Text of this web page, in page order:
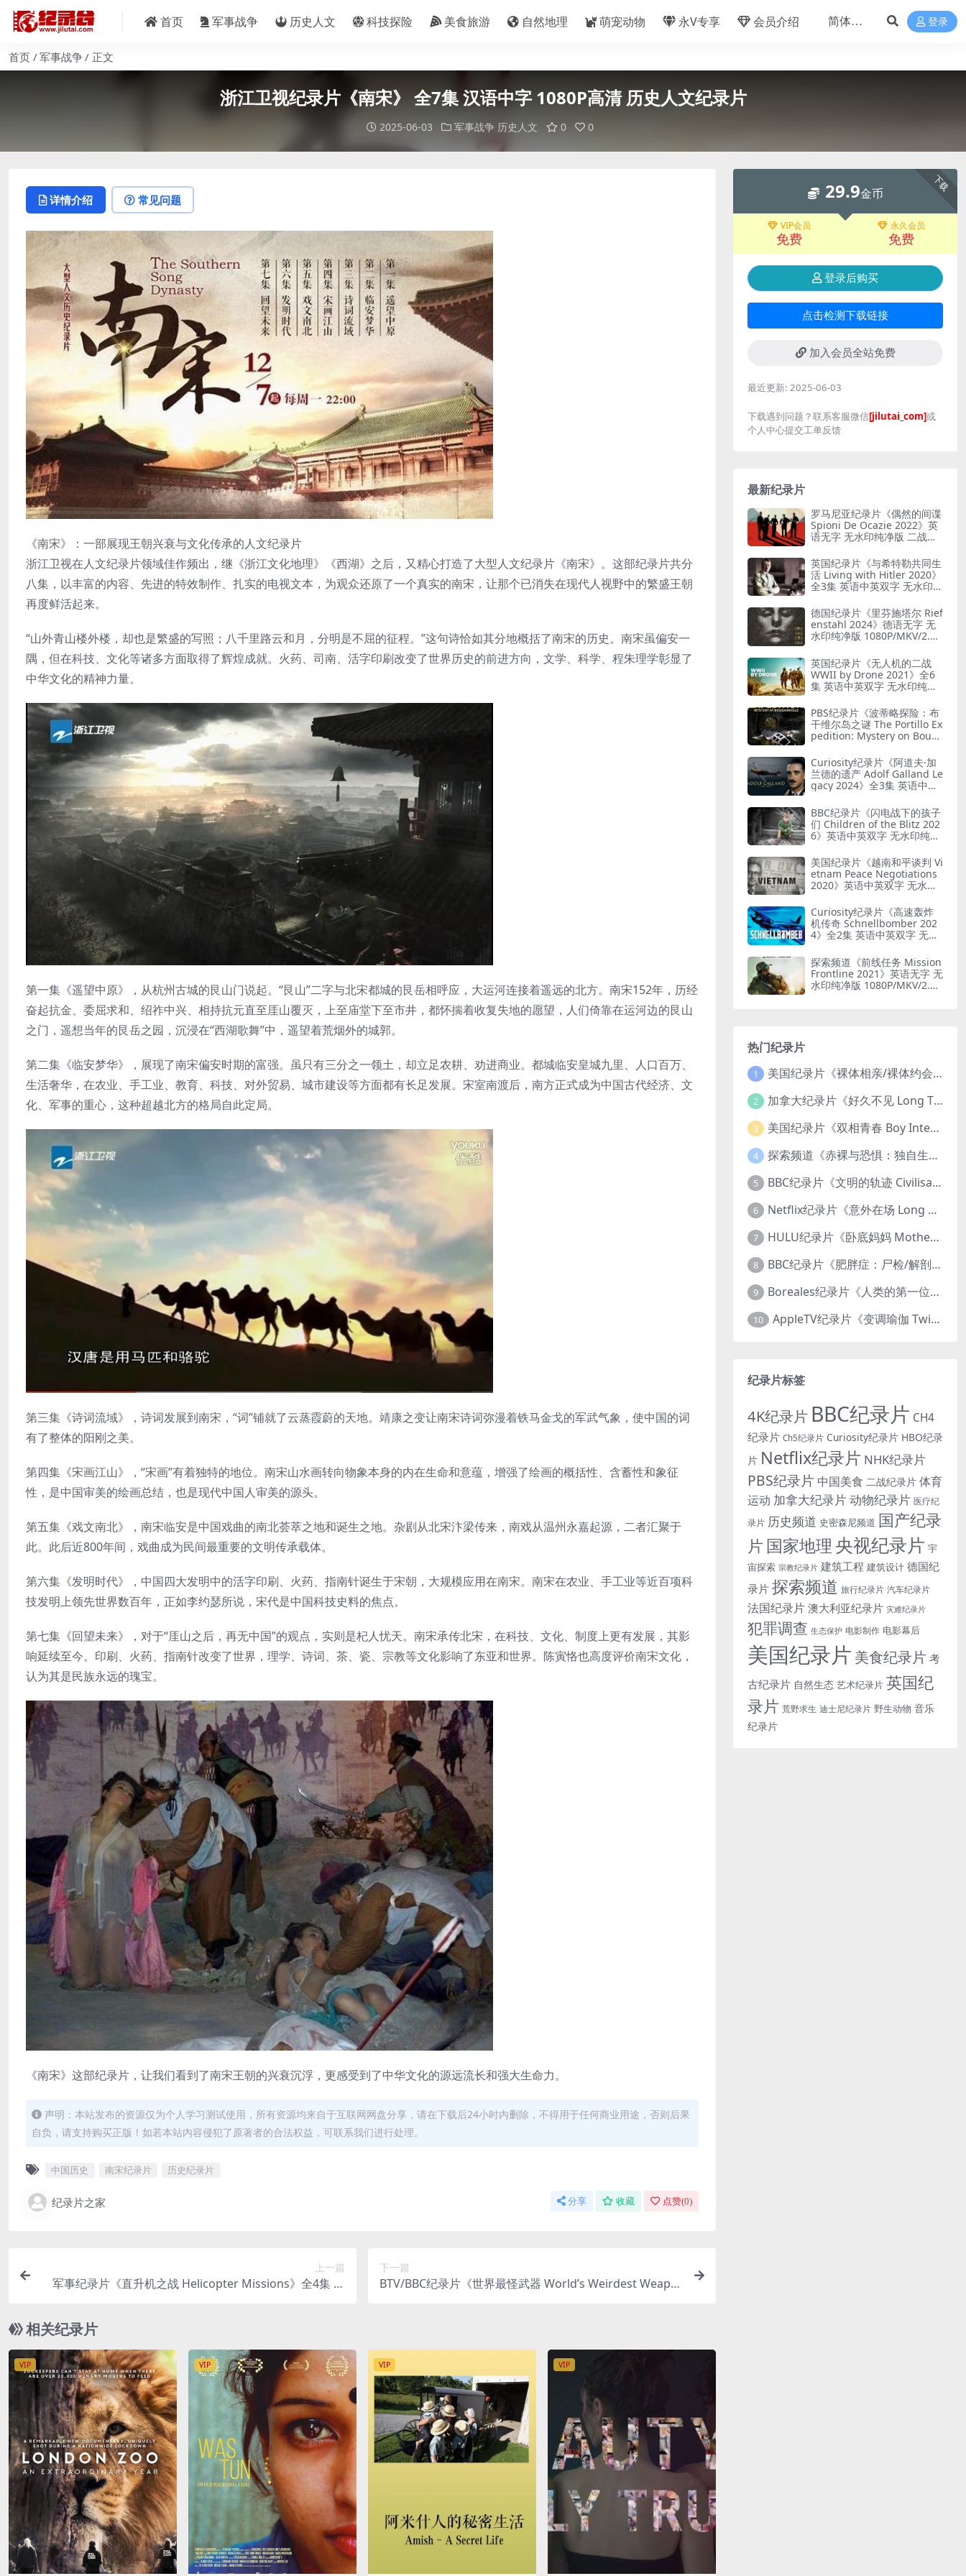
首页 军事战争 历史人文 科技探险 美食旅游 自然地理 萌宠动物 永V专享 会员介绍 登录
首页 军事战争 正文
浙江卫视纪录片《南宋》 全7集 汉语中字 1080P高清 历史人文纪录片
2025-06-03 军事战争 历史人文 0 0
详情介绍 常见问题
《南宋》：一部展现王朝兴衰与文化传承的人文纪录片
浙江卫视在人文纪录片领域佳作频出，继《浙江文化地理》《西湖》之后，又精心打造了大型人文纪录片《南宋》。这部纪录片共分
八集，以丰富的内容、先进的特效制作、扎实的电视文本，为观众还原了一个真实的南宋，让那个已消失在现代人视野中的繁盛王朝
再度鲜活起来。
“山外青山楼外楼，却也是繁盛的写照；八千里路云和月，分明是不屈的征程。”这句诗恰如其分地概括了南宋的历史。南宋虽偏安一
隅，但在科技、文化等诸多方面取得了辉煌成就。火药、司南、活字印刷改变了世界历史的前进方向，文学、科学、程朱理学彰显了
中华文化的精神力量。
第一集《遥望中原》，从杭州古城的艮山门说起。“艮山”二字与北宋都城的艮岳相呼应，大运河连接着遥远的北方。南宋152年，历经
奋起抗金、委屈求和、绍祚中兴、相持抗元直至厓山覆灭，上至庙堂下至市井，都怀揣着收复失地的愿望，人们倚靠在运河边的艮山
之门，遥想当年的艮岳之园，沉浸在“西湖歌舞”中，遥望着荒烟外的城郭。
第二集《临安梦华》，展现了南宋偏安时期的富强。虽只有三分之一领土，却立足农耕、劝进商业。都城临安皇城九里、人口百万、
生活奢华，在农业、手工业、教育、科技、对外贸易、城市建设等方面都有长足发展。宋室南渡后，南方正式成为中国古代经济、文
化、军事的重心，这种超越北方的格局自此定局。
第三集《诗词流域》，诗词发展到南宋，“词”铺就了云蒸霞蔚的天地。靖康之变让南宋诗词弥漫着铁马金戈的军武气象，使中国的词
有了整体的阳刚之美。
第四集《宋画江山》，“宋画”有着独特的地位。南宋山水画转向物象本身的内在生命和意蕴，增强了绘画的概括性、含蓄性和象征
性，是中国审美的绘画总结，也是现代中国人审美的源头。
第五集《戏文南北》，南宋临安是中国戏曲的南北荟萃之地和诞生之地。杂剧从北宋汴梁传来，南戏从温州永嘉起源，二者汇聚于
此。此后近800年间，戏曲成为民间最重要的文明传承载体。
第六集《发明时代》，中国四大发明中的活字印刷、火药、指南针诞生于宋朝，大规模应用在南宋。南宋在农业、手工业等近百项科
技发明上领先世界数百年，正如李约瑟所说，宋代是中国科技史料的焦点。
第七集《回望未来》，对于“厓山之后，再无中国”的观点，实则是杞人忧天。南宋承传北宋，在科技、文化、制度上更有发展，其影
响延续至今。印刷、火药、指南针改变了世界，理学、诗词、茶、瓷、宗教等文化影响了东亚和世界。陈寅恪也高度评价南宋文化，
认为其是民族永远的瑰宝。
《南宋》这部纪录片，让我们看到了南宋王朝的兴衰沉浮，更感受到了中华文化的源远流长和强大生命力。
声明：本站发布的资源仅为个人学习测试使用，所有资源均来自于互联网网盘分享，请在下载后24小时内删除，不得用于任何商业用途，否则后果
自负，请支持购买正版！如若本站内容侵犯了原著者的合法权益，可联系我们进行处理。
中国历史 南宋纪录片 历史纪录片
纪录片之家 分享 收藏 点赞(0)
上一篇
军事纪录片《直升机之战 Helicopter Missions》全4集 国
下一篇
BTV/BBC纪录片《世界最怪武器 World’s Weirdest Weapo
相关纪录片
VIP VIP VIP VIP
下载
29.9金币
VIP会员
免费
永久会员
免费
登录后购买
点击检测下载链接
加入会员全站免费
最近更新: 2025-06-03
下载遇到问题？联系客服微信[jilutai_com]或
个人中心提交工单反馈
最新纪录片
罗马尼亚纪录片《偶然的间谍
Spioni De Ocazie 2022》英
语无字 无水印纯净版 二战谍
英国纪录片《与希特勒共同生
活 Living with Hitler 2020》
全3集 英语中英双字 无水印纯
勒共存
德国纪录片《里芬施塔尔 Rief
enstahl 2024》德语无字 无
水印纯净版 1080P/MKV/2.12
英国纪录片《无人机的二战
WWII by Drone 2021》全6
集 英语中英双字 无水印纯净
人机
PBS纪录片《波蒂略探险：布
干维尔岛之谜 The Portillo Ex
pedition: Mystery on Boug
中英双字 无水印纯净版 1080
P/MKV/5.18G 山本五十六死
因
Curiosity纪录片《阿道夫·加
兰德的遗产 Adolf Galland Le
gacy 2024》全3集 英语中英
KV/5.14G 王牌飞行员
BBC纪录片《闪电战下的孩子
们 Children of the Blitz 202
6》英语中英双字 无水印纯净
的儿童
美国纪录片《越南和平谈判 Vi
etnam Peace Negotiations
2020》英语中英双字 无水印
南和平协议
Curiosity纪录片《高速轰炸
机传奇 Schnellbomber 202
4》全2集 英语中英双字 无水
闪电轰炸机
探索频道《前线任务 Mission
Frontline 2021》英语无字 无
水印纯净版 1080P/MKV/2.51
热门纪录片
1 美国纪录片《裸体相亲/裸体约会 Dating Naked 2014-2016》第1-3季全33集 英语中英双字 无水印纯净版 1080P/MKV/85.6G 裸体相亲真人秀
2 加拿大纪录片《好久不见 Long Time Comin 1993》英语中英双字 官方纯净版 1080P/MKV/1G 女同性艺术家
3 美国纪录片《双相青春 Boy Interrupted 2009》英语中英双字 官方纯净版 1080P/MKV/1.43G 青少年躁郁症
4 探索频道《赤裸与恐惧：独自生存/赤裸荒野求生 Naked and Afraid: Solo 2023》第一季全8集 英语中英双字 官方纯净版 高码1080P/MKV/45.4G
5 BBC纪录片《文明的轨迹 Civilisations 1969》全13集 英语中英双字 高清收藏版 1080P/MKV/64.1G 西方艺术史话
6 Netflix纪录片《意外在场 Long Shot 2017》英语中字 720P/NKV/1.06GB 美国谋杀误判案件
7 HULU纪录片《卧底妈妈 Mother Undercover 2023》全4集 英语中英双字 官方纯净版 1080P/MKV/7.6G 拯救孩子
8 BBC纪录片《肥胖症：尸检/解剖肥胖 Obesity: The Post Mortem 2016》英语中英双字 无水印纯净版 1080P/MKV/1.03G
9 Boreales纪录片《人类的第一位动物朋友：人类和狗的神奇故事 Man’s First Friend 2018》英语中英双字 1080P/MP4/1.8G 狗的神奇故事
10 AppleTV纪录片《变调瑜伽 Twisted Yoga 2026》全3集 英语中英双字 无水印纯净版 1080P/MKV/10G 瑜伽大师背后的真相
纪录片标签
4K纪录片 BBC纪录片 CH4
纪录片 Ch5纪录片 Curiosity纪录片 HBO纪录
片 Netflix纪录片 NHK纪录片
PBS纪录片 中国美食 二战纪录片 体育
运动 加拿大纪录片动物纪录片 医疗纪
录片 历史频道 史密森尼频道 国产纪录
片 国家地理 央视纪录片 宇
宙探索 宗教纪录片 建筑工程 建筑设计 德国纪
录片 探索频道 旅行纪录片 汽车纪录片
法国纪录片 澳大利亚纪录片 灾难纪录片
犯罪调查 生态保护 电影制作 电影幕后
美国纪录片 美食纪录片考
古纪录片 自然生态 艺术纪录片 英国纪
录片 荒野求生 迪士尼纪录片 野生动物 音乐
纪录片